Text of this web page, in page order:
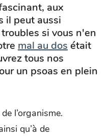
aux
il peut aussi
si vous n'en
mal au dos était
tous nos
un psoas en plein
de l’organisme.
qu’à de